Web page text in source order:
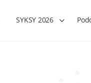
SYKSY 2026